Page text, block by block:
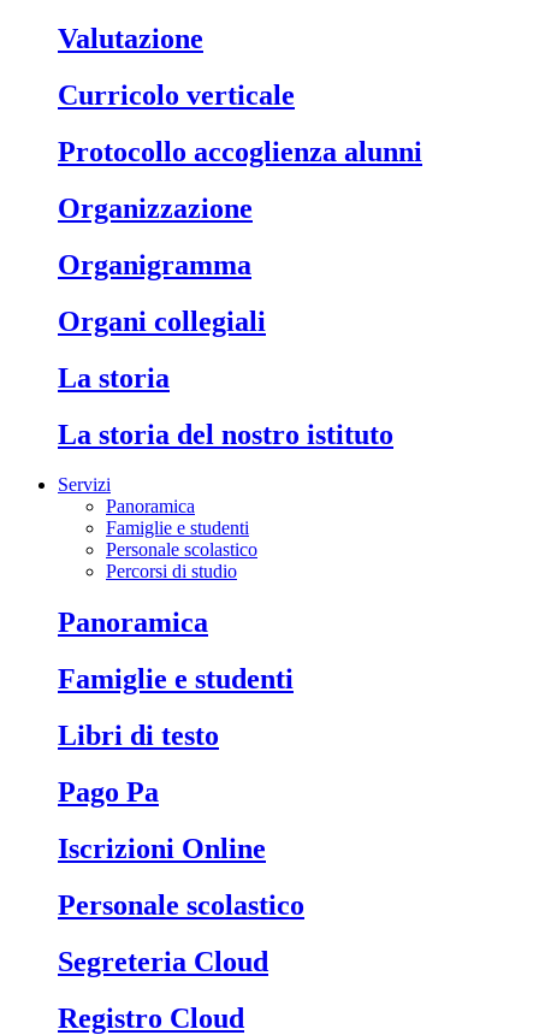
Valutazione
Curricolo verticale
Protocollo accoglienza alunni
Organizzazione
Organigramma
Organi collegiali
La storia
La storia del nostro istituto
Servizi
Panoramica
Famiglie e studenti
Personale scolastico
Percorsi di studio
Panoramica
Famiglie e studenti
Libri di testo
Pago Pa
Iscrizioni Online
Personale scolastico
Segreteria Cloud
Registro Cloud